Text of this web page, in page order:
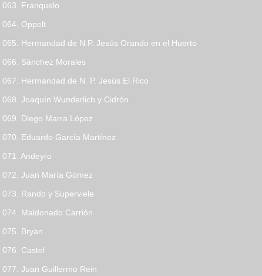
063. Franquelo
064. Oppelt
065. Hermandad de N.P. Jesús Orando en el Huerto
066. Sánchez Morales
067. Hermandad de N. P. Jesús El Rico
068. Joaquín Wunderlich y Cidrón
069. Diego Marra López
070. Eduardo García Martínez
071. Andeyro
072. Juan María Gómez
073. Rando y Superviele
074. Maldonado Carrión
075. Bryan
076. Castel
077. Juan Guillermo Rein